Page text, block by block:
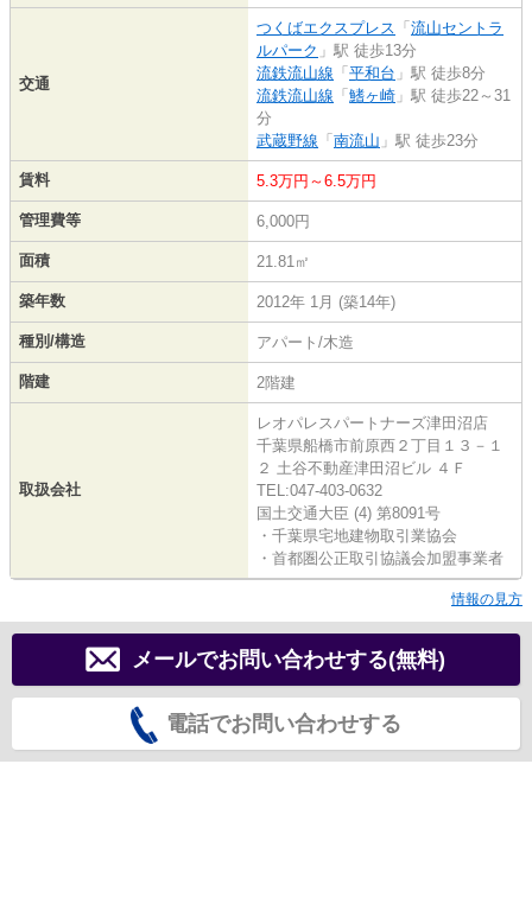
交通
つくばエクスプレス 「 流山セントラ
ルパーク 」駅 徒歩13分
流鉄流山線 「 平和台 」駅 徒歩8分
流鉄流山線 「 鰭ヶ崎 」駅 徒歩22～31
分
武蔵野線 「 南流山 」駅 徒歩23分
賃料 5.3万円～6.5万円
管理費等 6,000円
面積 21.81㎡
築年数 2012年 1月 (築14年)
種別/構造 アパート/木造
階建 2階建
取扱会社
レオパレスパートナーズ津田沼店
千葉県船橋市前原西２丁目１３－１
２ 土谷不動産津田沼ビル ４Ｆ
TEL:047-403-0632
国土交通大臣 (4) 第8091号
・千葉県宅地建物取引業協会
・首都圏公正取引協議会加盟事業者
情報の見方
メールでお問い合わせする(無料)
電話でお問い合わせする